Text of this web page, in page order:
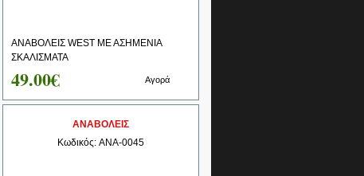
AΝΑΒΟΛΕΙΣ WEST ΜΕ ΑΣΗΜΕΝΙΑ
ΣΚΑΛΙΣΜΑΤΑ
49.00€ Αγορά
ΑΝΑΒΟΛΕΙΣ
Κωδικός: ANA-0045